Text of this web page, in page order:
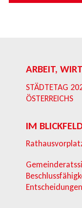
ARBEIT,
STÄDTETAG
ÖSTERREICHS
IM